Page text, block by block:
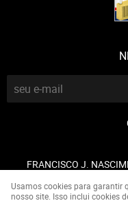
FRANCISCO J.
Usamos cookies para garantir
nosso site. Isso inclui cookies